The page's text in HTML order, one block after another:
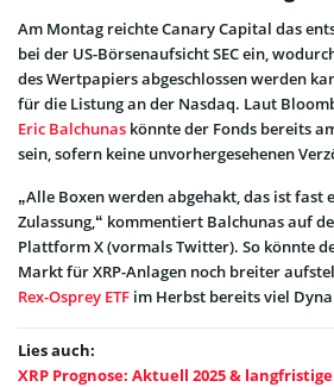
Am Montag reichte Canary Capital das
bei der US-Börsenaufsicht SEC ein,
des Wertpapiers abgeschlossen werden
für die Listung an der Nasdaq. Laut
Eric Balchunas könnte der Fonds bereits
sein, sofern keine unvorhergesehenen
„Alle Boxen werden abgehakt, das ist fast
Zulassung,“ kommentiert Balchunas auf
Plattform X (vormals Twitter). So könnte
Markt für XRP-Anlagen noch breiter
Rex-Osprey ETF im Herbst bereits viel
Lies auch:
XRP Prognose: Aktuell 2025 &